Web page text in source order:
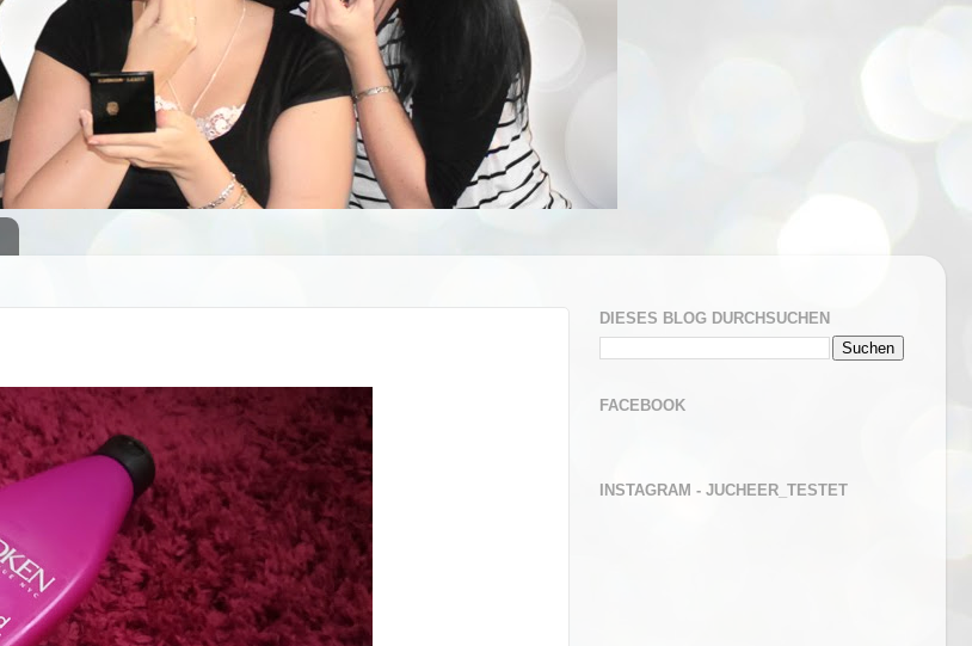
DIESES BLOG DURCHSUCHEN
FACEBOOK
INSTAGRAM - JUCHEER_TESTET